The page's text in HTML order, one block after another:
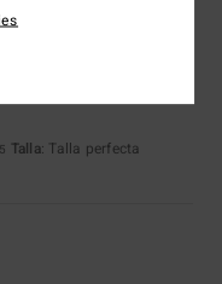
Talla: Talla perfecta